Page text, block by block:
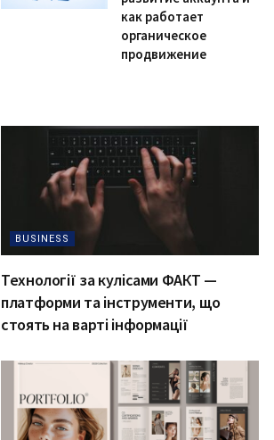
как работает
органическое
продвижение
BUSINESS
Технології за кулісами ФАКТ —
платформи та інструменти, що
стоять на варті інформації